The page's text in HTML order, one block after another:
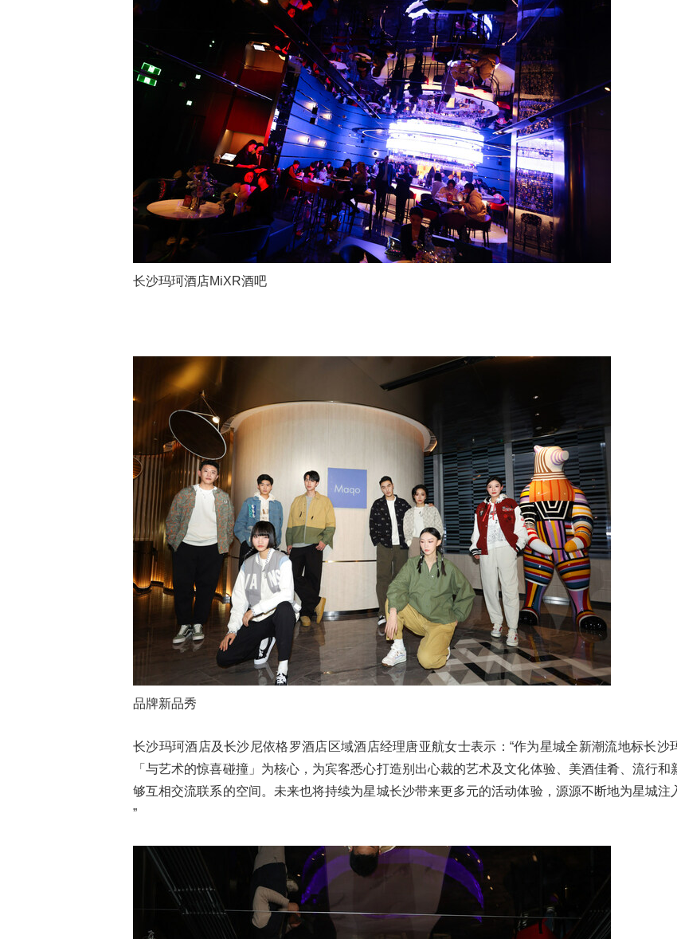
长沙玛珂酒店MiXR酒吧
品牌新品秀
长沙玛珂酒店及长沙尼依格罗酒店区域酒店经理唐亚航女士表示：“作为星城全新潮流地标长沙
「与艺术的惊喜碰撞」为核心，为宾客悉心打造别出心裁的艺术及文化体验、美酒佳肴、流行和
够互相交流联系的空间。未来也将持续为星城长沙带来更多元的活动体验，源源不断地为星城注
”